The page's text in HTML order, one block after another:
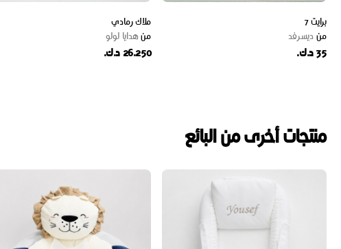
برايت 7
من ديسرفد
35 د.ك.
ملاك رمادي
منهدايا لولو
26.250 د.ك.
منتجات أخرى من البائع